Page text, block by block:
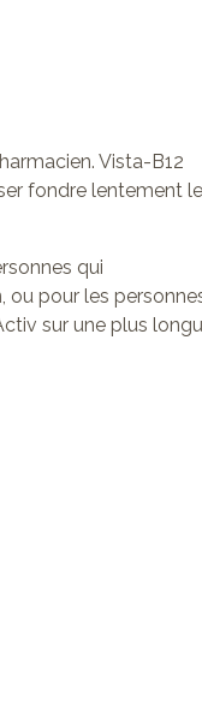
Vista-B12
fondre lentement le
qui
ou pour les
sur une plus